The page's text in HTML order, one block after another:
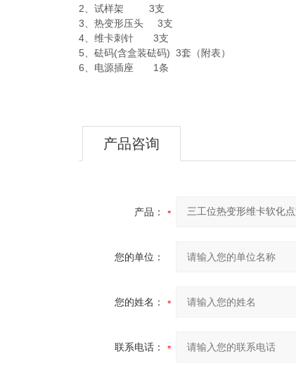
2、试样架 3支
3、热变形压头 3支
4、维卡刺针 3支
5、砝码(含盒装砝码) 3套（附表）
6、电源插座 1条
产品咨询
产品：
您的单位：
您的姓名：
联系电话：